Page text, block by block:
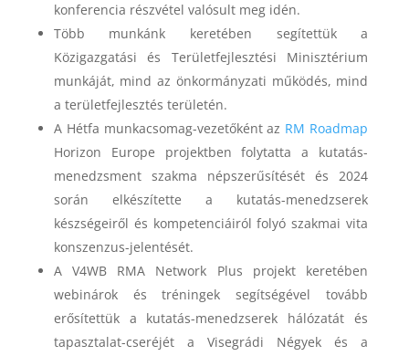
konferencia részvétel valósult meg idén.
Több munkánk keretében segítettük a
Közigazgatási és Területfejlesztési Minisztérium
munkáját, mind az önkormányzati működés, mind
a területfejlesztés területén.
A Hétfa munkacsomag-vezetőként az RM Roadmap
Horizon Europe projektben folytatta a kutatás-
menedzsment szakma népszerűsítését és 2024
során elkészítette a kutatás-menedzserek
készségeiről és kompetenciáiról folyó szakmai vita
konszenzus-jelentését.
A V4WB RMA Network Plus projekt keretében
webinárok és tréningek segítségével tovább
erősítettük a kutatás-menedzserek hálózatát és
tapasztalat-cseréjét a Visegrádi Négyek és a